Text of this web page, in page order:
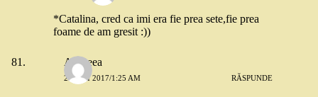
*Catalina, cred ca imi era fie prea sete,fie prea
foame de am gresit :))
Andreea
27 MAI 2017/1:25 AM RĂSPUNDE